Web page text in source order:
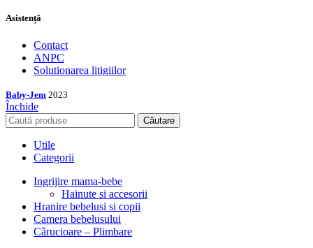
Asistență
Contact
ANPC
Solutionarea litigiilor
Baby-Jem 2023
Închide
Căutare
Utile
Categorii
Ingrijire mama-bebe
Hainute si accesorii
Hranire bebelusi si copii
Camera bebelusului
Cǎrucioare – Plimbare